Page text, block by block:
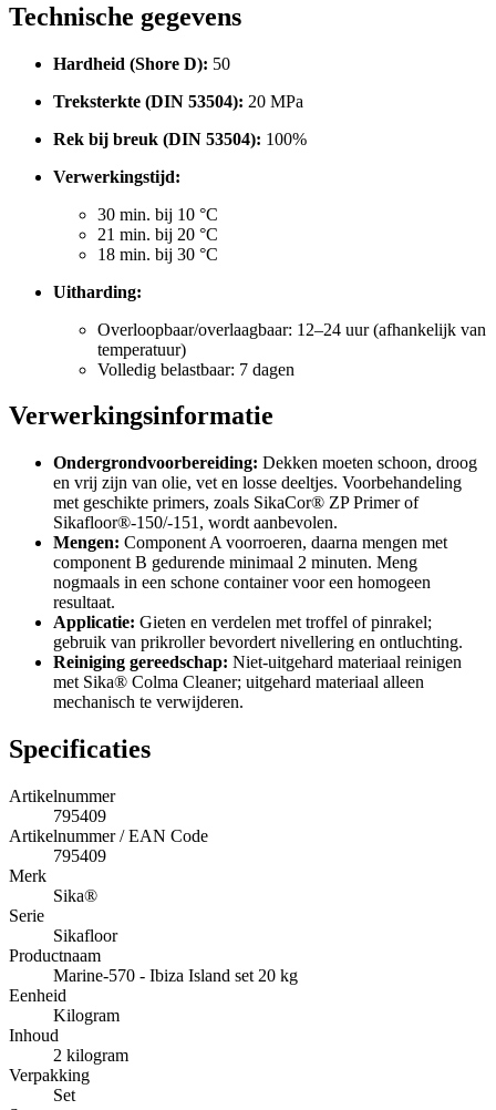
Technische gegevens
Hardheid (Shore D): 50
Treksterkte (DIN 53504): 20 MPa
Rek bij breuk (DIN 53504): 100%
Verwerkingstijd:
30 min. bij 10 °C
21 min. bij 20 °C
18 min. bij 30 °C
Uitharding:
Overloopbaar/overlaagbaar: 12–24 uur (afhankelijk van
temperatuur)
Volledig belastbaar: 7 dagen
Verwerkingsinformatie
Ondergrondvoorbereiding: Dekken moeten schoon, droog
en vrij zijn van olie, vet en losse deeltjes. Voorbehandeling
met geschikte primers, zoals SikaCor® ZP Primer of
Sikafloor®-150/-151, wordt aanbevolen.
Mengen: Component A voorroeren, daarna mengen met
component B gedurende minimaal 2 minuten. Meng
nogmaals in een schone container voor een homogeen
resultaat.
Applicatie: Gieten en verdelen met troffel of pinrakel;
gebruik van prikroller bevordert nivellering en ontluchting.
Reiniging gereedschap: Niet-uitgehard materiaal reinigen
met Sika® Colma Cleaner; uitgehard materiaal alleen
mechanisch te verwijderen.
Specificaties
Artikelnummer
795409
Artikelnummer / EAN Code
795409
Merk
Sika®
Serie
Sikafloor
Productnaam
Marine-570 - Ibiza Island set 20 kg
Eenheid
Kilogram
Inhoud
2 kilogram
Verpakking
Set